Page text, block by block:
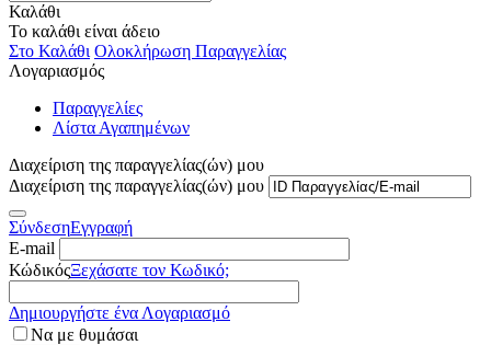
Καλάθι
Το καλάθι είναι άδειο
Στο Καλάθι Ολοκλήρωση Παραγγελίας
Λογαριασμός
Παραγγελίες
Λίστα Αγαπημένων
Διαχείριση της παραγγελίας(ών) μου
Διαχείριση της παραγγελίας(ών) μου
ΣύνδεσηΕγγραφή
E-mail
ΚώδικόςΞεχάσατε τον Κωδικό;
Δημιουργήστε ένα Λογαριασμό
Να με θυμάσαι